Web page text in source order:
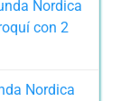
Nordica